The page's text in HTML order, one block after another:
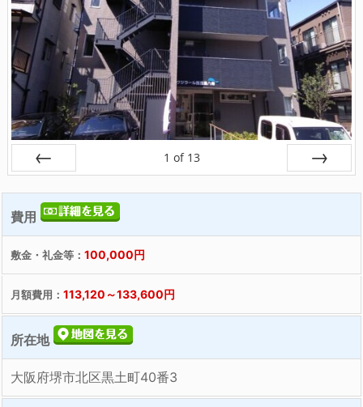
1 of 13
費用
敷金・礼金等： 100,000円
月額費用： 113,120～133,600円
所在地
大阪府堺市北区黒土町40番3